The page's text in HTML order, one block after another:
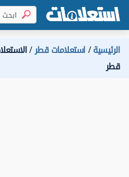
الرئيسية استعلامات قطر
قطر